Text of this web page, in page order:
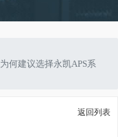
何建议选择永凯APS系
返回列表